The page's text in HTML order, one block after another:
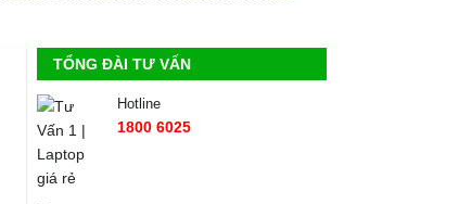
TỔNG ĐÀI TƯ VẤN
Hotline
1800 6025